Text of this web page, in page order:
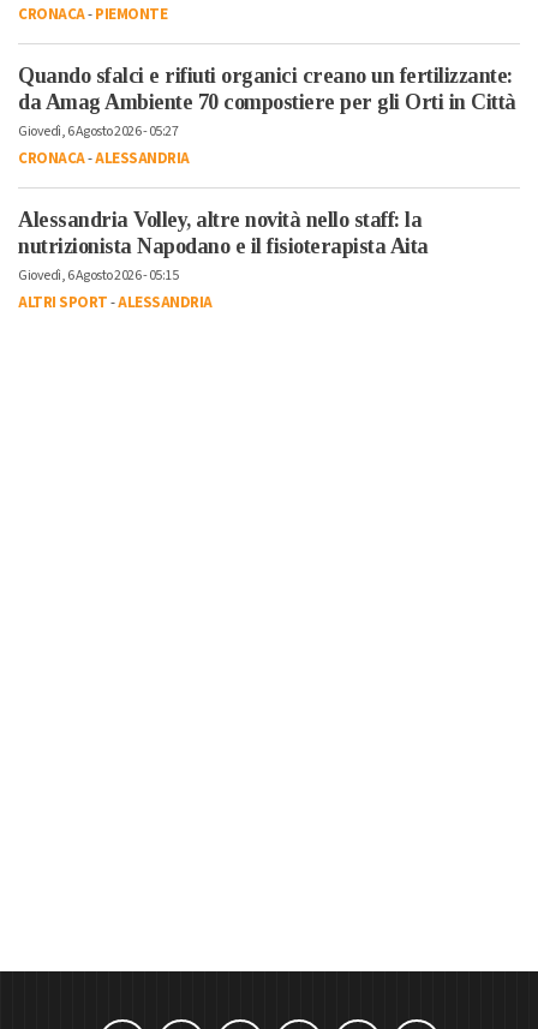
CRONACA-PIEMONTE
Quando sfalci e rifiuti organici creano un fertilizzante:
da Amag Ambiente 70 compostiere per gli Orti in Città
Giovedì, 6 Agosto 2026 - 05:27
CRONACA-ALESSANDRIA
Alessandria Volley, altre novità nello staff: la
nutrizionista Napodano e il fisioterapista Aita
Giovedì, 6 Agosto 2026 - 05:15
ALTRI SPORT-ALESSANDRIA